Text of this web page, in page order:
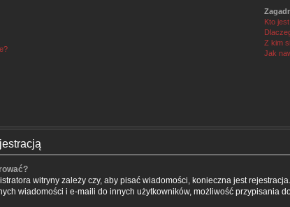
Kto
Z kim
Jak
witryny zależy czy, aby pisać wiadomości, konieczna jest
wiadomości i e-maili do innych użytkowników, możliwość